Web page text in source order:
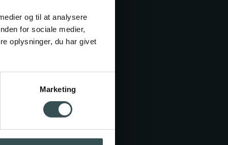
og til at analysere
for sociale medier,
oplysninger, du har givet
Marketing
Bliv elev